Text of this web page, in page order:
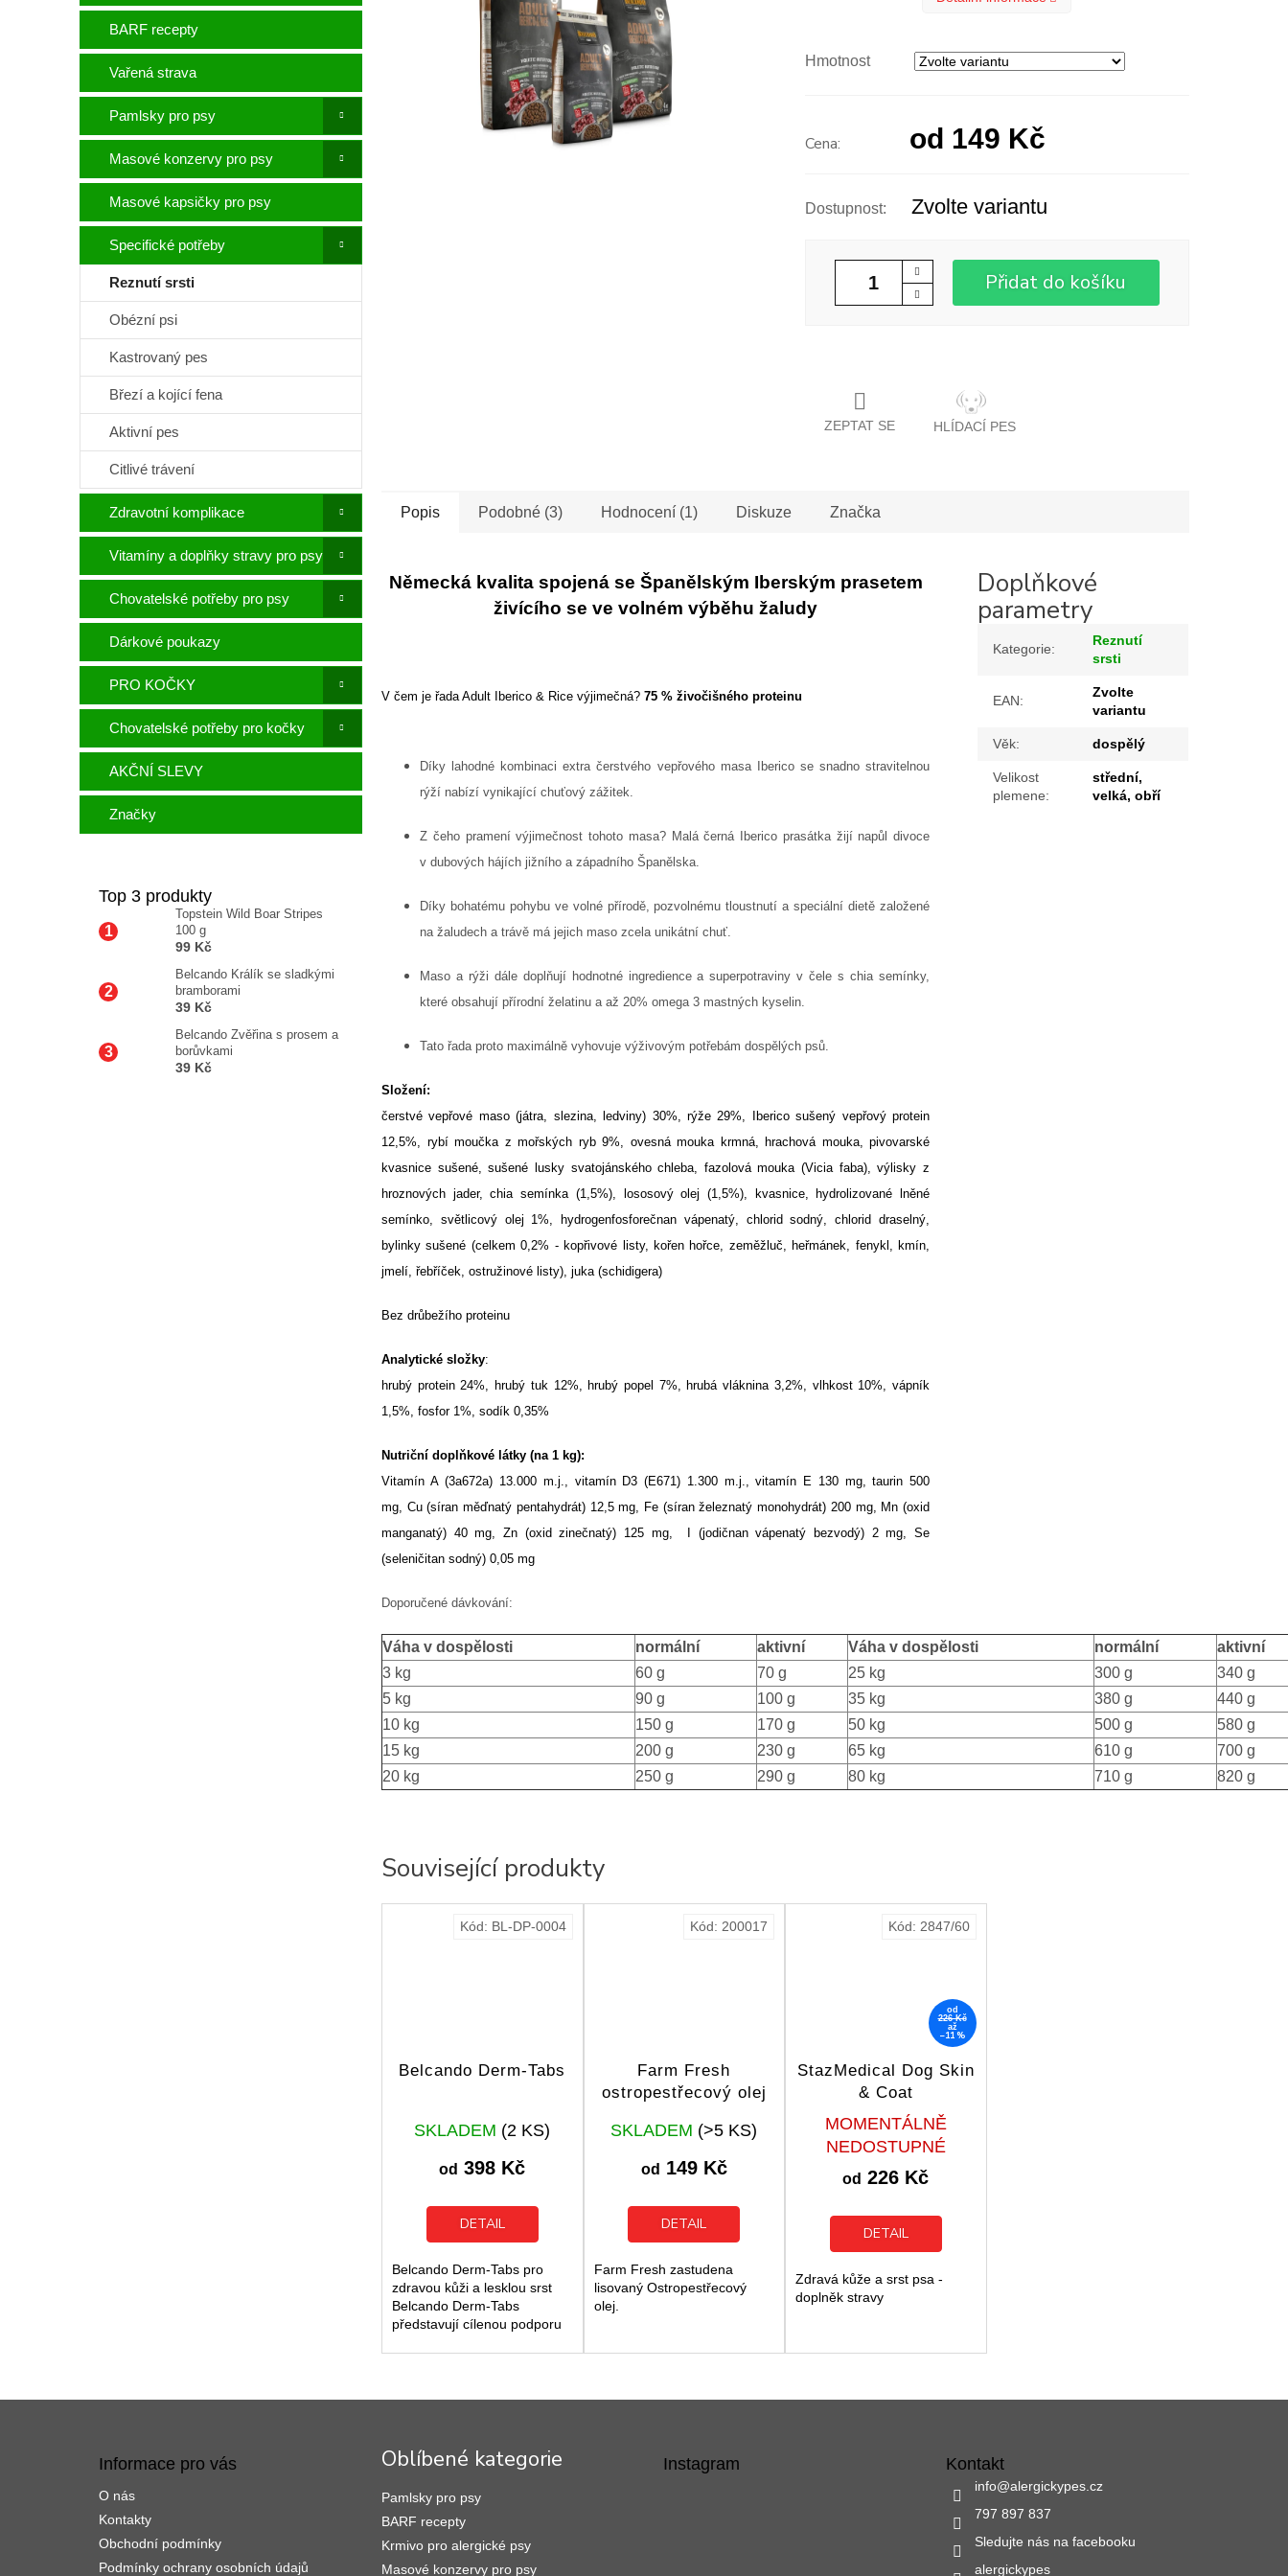
n
l
BARF recepty
Vařená strava
Pamlsky pro psy
Masové konzervy pro psy
Masové kapsičky pro psy
Specifické potřeby
Reznutí srsti
Obézní psi
Kastrovaný pes
Březí a kojící fena
Aktivní pes
Citlivé trávení
Zdravotní komplikace
Vitamíny a doplňky stravy pro psy
Chovatelské potřeby pro psy
Dárkové poukazy
PRO KOČKY
Chovatelské potřeby pro kočky
AKČNÍ SLEVY
Značky
Top 3 produkty
Topstein Wild Boar Stripes
100 g
99 Kč
Belcando Králík se sladkými
bramborami
39 Kč
Belcando Zvěřina s prosem a
borůvkami
39 Kč
od 149 Kč
Zvolte variantu
Hmotnost
Přidat do košíku
ZEPTAT SE HLÍDACÍ PES
Související produkty
Belcando Derm-Tabs
hodnocení
je
z
5
hvězdiček.
SKLADEM (2 KS)
od 398 Kč
DETAIL
Belcando Derm-Tabs pro
zdravou kůži a lesklou srst
Belcando Derm-Tabs
představují cílenou podporu
Kód: BL-DP-0004
Farm Fresh
ostropestřecový olej
hodnocení
je
z
5
hvězdiček.
SKLADEM (>5 KS)
od 149 Kč
DETAIL
Farm Fresh zastudena
lisovaný Ostropestřecový
olej.
Kód: 200017
od
226 Kč
až
–11 %
StazMedical Dog Skin
& Coat
Průměrné
hodnocení
produktu
je
5
hvězdiček.
MOMENTÁLNĚ
NEDOSTUPNÉ
od 226 Kč
DETAIL
Zdravá kůže a srst psa -
doplněk stravy
Kód: 2847/60
Popis Podobné (3) Hodnocení (1) Diskuze Značka
Německá kvalita spojená se Španělským Iberským prasetem
živícího se ve volném výběhu žaludy
V čem je řada Adult Iberico & Rice výjimečná? 75 % živočišného proteinu
Díky lahodné kombinaci extra čerstvého vepřového masa Iberico se snadno stravitelnou
rýží nabízí vynikající chuťový zážitek.
Z čeho pramení výjimečnost tohoto masa? Malá černá Iberico prasátka žijí napůl divoce
v dubových hájích jižního a západního Španělska.
Díky bohatému pohybu ve volné přírodě, pozvolnému tloustnutí a speciální dietě založené
na žaludech a trávě má jejich maso zcela unikátní chuť.
Maso a rýži dále doplňují hodnotné ingredience a superpotraviny v čele s chia semínky,
které obsahují přírodní želatinu a až 20% omega 3 mastných kyselin.
Tato řada proto maximálně vyhovuje výživovým potřebám dospělých psů.
Složení:
čerstvé vepřové maso (játra, slezina, ledviny) 30%, rýže 29%, Iberico sušený vepřový protein
12,5%, rybí moučka z mořských ryb 9%, ovesná mouka krmná, hrachová mouka, pivovarské
kvasnice sušené, sušené lusky svatojánského chleba, fazolová mouka (Vicia faba), výlisky z
hroznových jader, chia semínka (1,5%), lososový olej (1,5%), kvasnice, hydrolizované lněné
semínko, světlicový olej 1%, hydrogenfosforečnan vápenatý, chlorid sodný, chlorid draselný,
bylinky sušené (celkem 0,2% - kopřivové listy, kořen hořce, zeměžluč, heřmánek, fenykl, kmín,
jmelí, řebříček, ostružinové listy), juka (schidigera)
Bez drůbežího proteinu
Analytické složky:
hrubý protein 24%, hrubý tuk 12%, hrubý popel 7%, hrubá vláknina 3,2%, vlhkost 10%, vápník
1,5%, fosfor 1%, sodík 0,35%
Nutriční doplňkové látky (na 1 kg):
Vitamín A (3a672a) 13.000 m.j., vitamín D3 (E671) 1.300 m.j., vitamín E 130 mg, taurin 500
mg, Cu (síran měďnatý pentahydrát) 12,5 mg, Fe (síran železnatý monohydrát) 200 mg, Mn (oxid
manganatý) 40 mg, Zn (oxid zinečnatý) 125 mg, I (jodičnan vápenatý bezvodý) 2 mg, Se
(seleničitan sodný) 0,05 mg
Doporučené dávkování:
Váha v dospělosti normální aktivní Váha v dospělosti normální
aktivní
3 kg
60 g 70 g 25 kg 300 g
340 g
5 kg
90 g 100 g 35 kg 380 g
440 g
10 kg
150 g 170 g 50 kg 500 g
580 g
15 kg
200 g 230 g 65 kg 610 g
700 g
20 kg
250 g 290 g 80 kg 710 g 820 g
Doplňkové
parametry
Kategorie:
Reznutí
srsti
EAN:
Zvolte
variantu
Věk: dospělý
Velikost
plemene:
střední,
velká, obří
Z
Informace pro vás
O nás
Kontakty
Obchodní podmínky
Podmínky ochrany osobních údajů
Oblíbené kategorie
Pamlsky pro psy
BARF recepty
Krmivo pro alergické psy
Masové konzervy pro psy
Instagram Kontakt
info@alergickypes.cz
797 897 837
Sledujte nás na facebooku
alergickypes